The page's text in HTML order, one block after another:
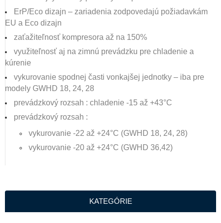
KATEGÓRIE
ErP/Eco dizajn – zariadenia zodpovedajú požiadavkám
EU a Eco dizajn
zaťažiteľnosť kompresora až na 150%
využiteľnosť aj na zimnú prevádzku pre chladenie a
kúrenie
vykurovanie spodnej časti vonkajšej jednotky – iba pre
modely GWHD 18, 24, 28
prevádzkový rozsah : chladenie -15 až +43°C
prevádzkový rozsah :
vykurovanie -22 až +24°C (GWHD 18, 24, 28)
vykurovanie -20 až +24°C (GWHD 36,42)